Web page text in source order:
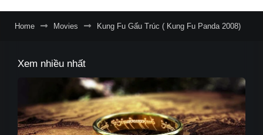
Home Movies Kung Fu Gấu Trúc ( Kung Fu Panda 2008)
Xem nhiều nhất